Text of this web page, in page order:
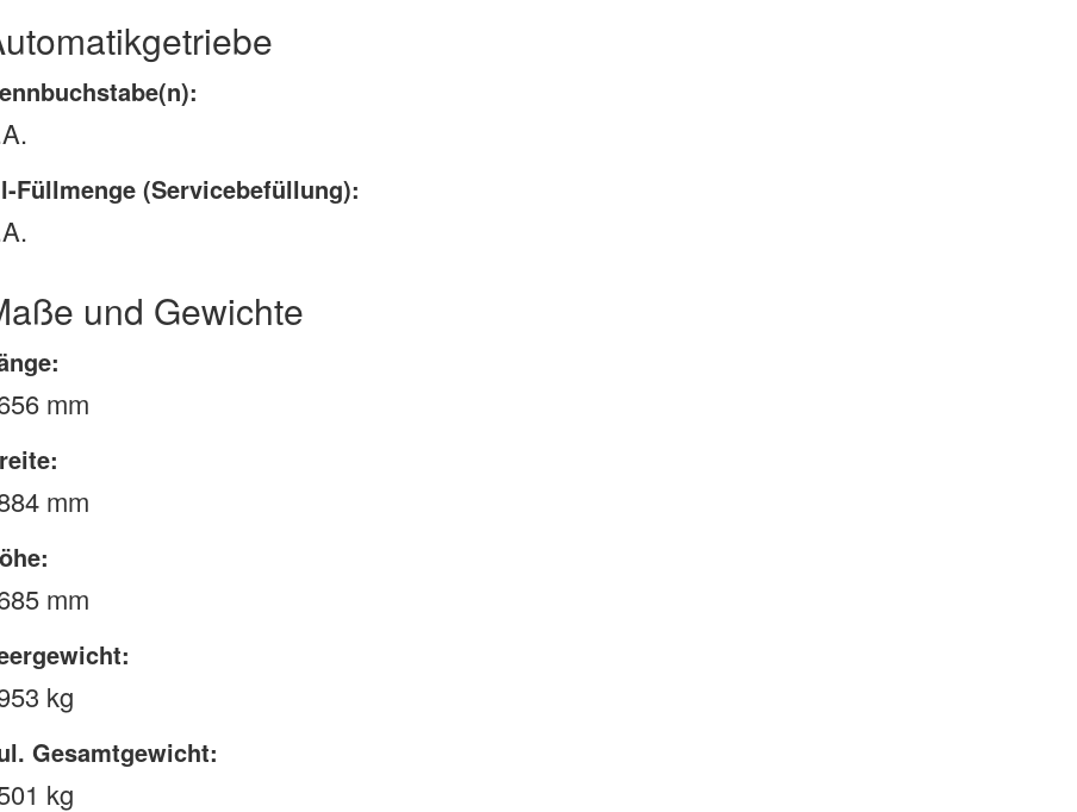
Füllmenge (Servicebefüllung):
und Gewichte
mm
mm
mm
kg
Gesamtgewicht:
kg